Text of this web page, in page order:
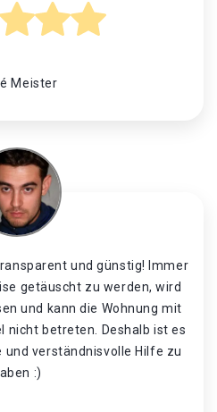
Meister
und günstig! Immer
getäuscht zu werden, wird
und kann die Wohnung mit
nicht betreten. Deshalb ist es
und verständnisvolle Hilfe zu
:)